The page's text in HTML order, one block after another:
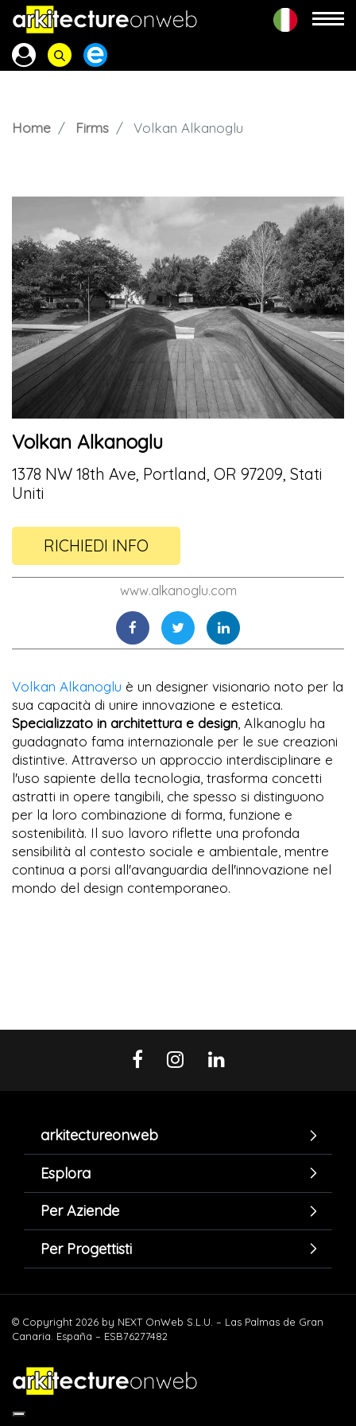
Home Firms Volkan Alkanoglu
Volkan Alkanoglu
1378 NW 18th Ave, Portland, OR 97209, Stati
Uniti
RICHIEDI INFO
www.alkanoglu.com
Volkan Alkanoglu è un designer visionario noto per la
sua capacità di unire innovazione e estetica.
Specializzato in architettura e design , Alkanoglu ha
guadagnato fama internazionale per le sue creazioni
distintive. Attraverso un approccio interdisciplinare e
l'uso sapiente della tecnologia, trasforma concetti
astratti in opere tangibili, che spesso si distinguono
per la loro combinazione di forma, funzione e
sostenibilità. Il suo lavoro riflette una profonda
sensibilità al contesto sociale e ambientale, mentre
continua a porsi all'avanguardia dell'innovazione nel
mondo del design contemporaneo.
arkitectureonweb
Esplora
Per Aziende
Per Progettisti
© Copyright 2026 by NEXT OnWeb S.L.U. – Las Palmas de Gran
Canaria. España – ESB76277482